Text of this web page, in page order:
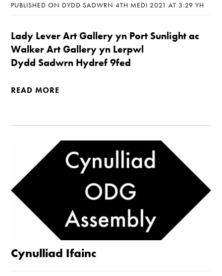
PUBLISHED ON DYDD SADWRN 4TH MEDI 2021 AT 3:29 YH
Lady Lever Art Gallery yn Port Sunlight ac
Walker Art Gallery yn Lerpwl
Dydd Sadwrn Hydref 9fed
READ MORE
Cynulliad Ifainc